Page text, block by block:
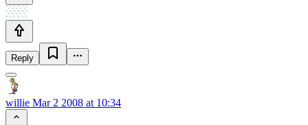
Reply
willie Mar 2 2008 at 10:34